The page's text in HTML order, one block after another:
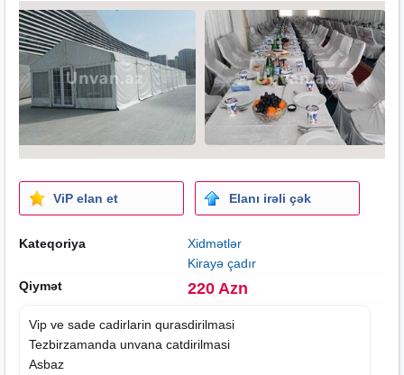
ViP elan et Elanı irəli çək
Kateqoriya
Xidmətlər
Kirayə çadır
Qiymət
220 Azn
Vip ve sade cadirlarin qurasdirilmasi
Tezbirzamanda unvana catdirilmasi
Asbaz